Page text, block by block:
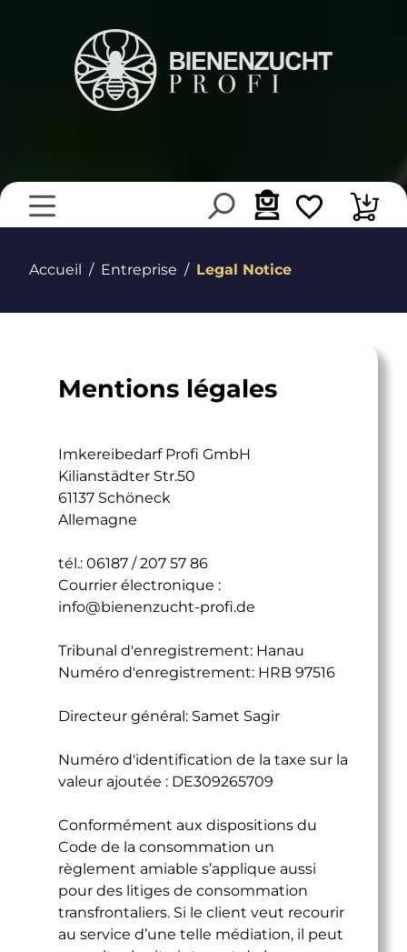
Accueil Entreprise Legal Notice
Mentions légales
Imkereibedarf Profi GmbH
Kilianstädter Str.50
61137 Schöneck
Allemagne
tél.: 06187 / 207 57 86
Courrier électronique :
info@bienenzucht-profi.de
Tribunal d'enregistrement: Hanau
Numéro d'enregistrement: HRB 97516
Directeur général: Samet Sagir
Numéro d'identification de la taxe sur la
valeur ajoutée : DE309265709
Conformément aux dispositions du
Code de la consommation un
règlement amiable s’applique aussi
pour des litiges de consommation
transfrontaliers. Si le client veut recourir
au service d’une telle médiation, il peut